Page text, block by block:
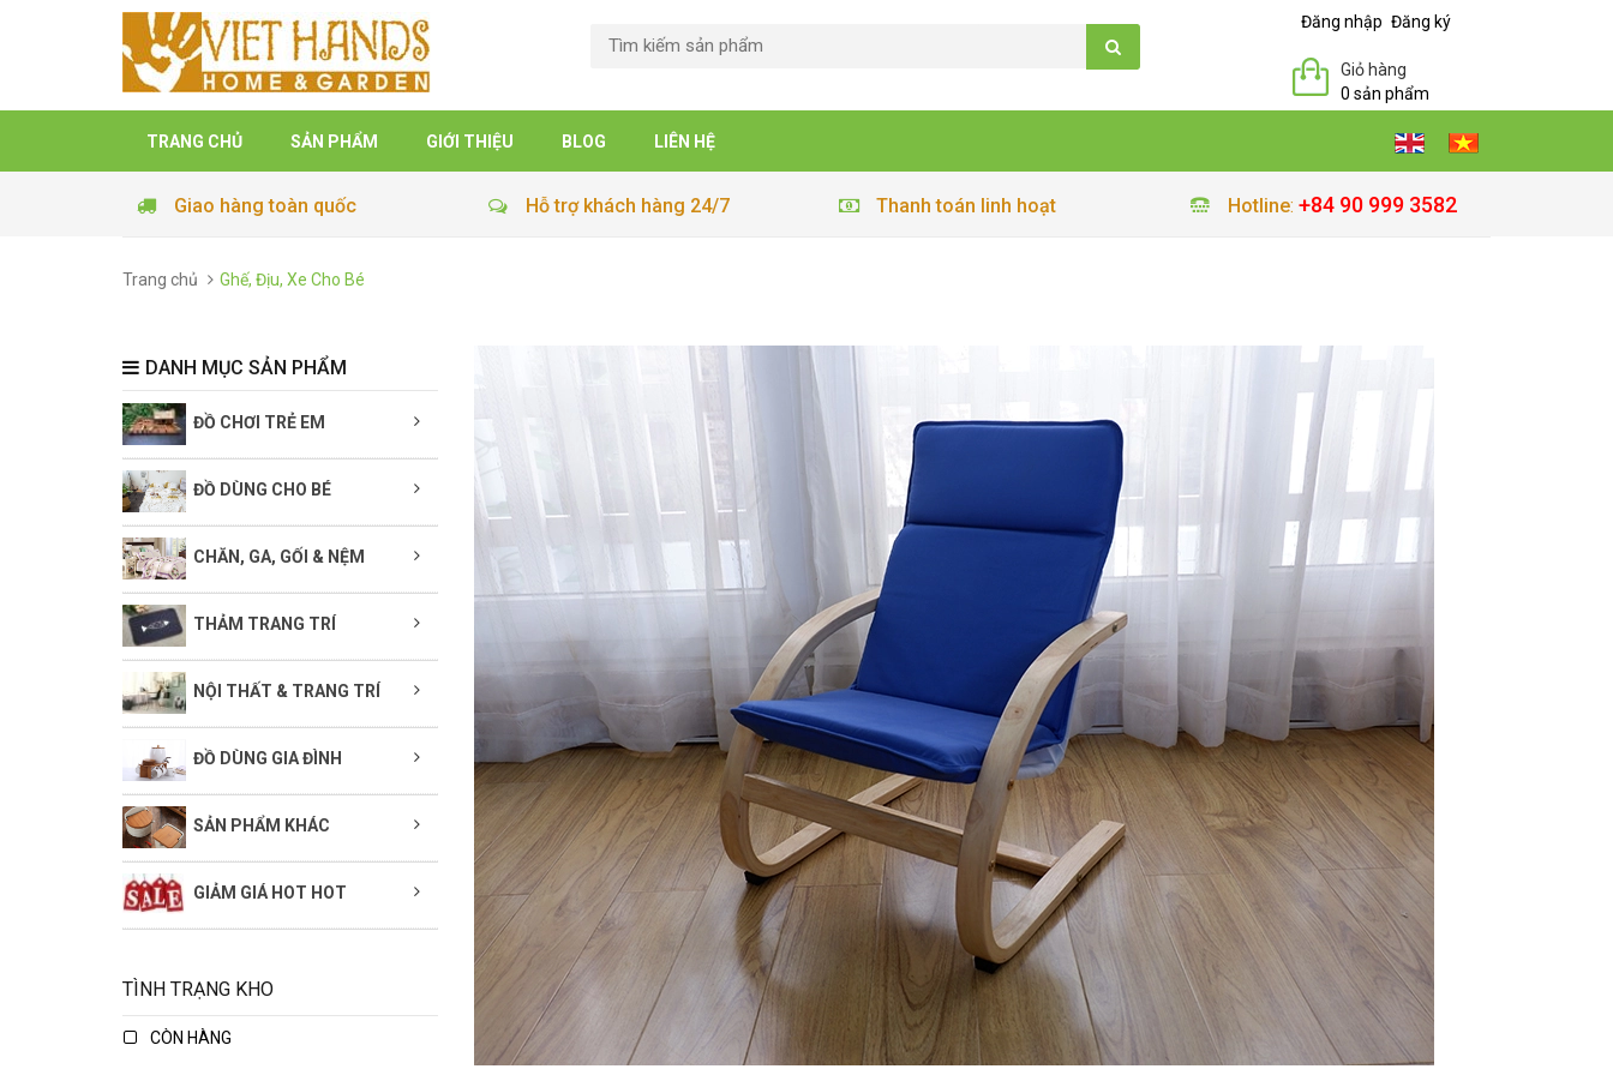
Đăng nhập Đăng ký
Giỏ hàng
0 sản phẩm
TRANG CHỦ SẢN PHẨM GIỚI THIỆU BLOG LIÊN HỆ
Giao hàng toàn quốc Hỗ trợ khách hàng 24/7 Thanh toán linh hoạt Hotline: +84 90 999 3582
Trang chủ Ghế, Địu, Xe Cho Bé
DANH MỤC SẢN PHẨM
ĐỒ CHƠI TRẺ EM
ĐỒ DÙNG CHO BÉ
CHĂN, GA, GỐI & NỆM
THẢM TRANG TRÍ
NỘI THẤT & TRANG TRÍ
ĐỒ DÙNG GIA ĐÌNH
SẢN PHẨM KHÁC
GIẢM GIÁ HOT HOT
TÌNH TRẠNG KHO
CÒN HÀNG